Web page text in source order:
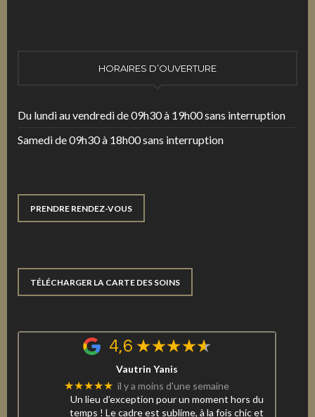
HORAIRES D’OUVERTURE
Du lundi au vendredi de 09h30 à 19h00 sans interruption
Samedi de 09h30 à 18h00 sans interruption
PRENDRE RENDEZ-VOUS
TÉLÉCHARGER LA CARTE DES SOINS
4,6
Vautrin Yanis
★★★★★ il y a moins d'une semaine
Un lieu d’exception pour un moment hors du
temps ! Le cadre est sublime, à la fois chic et